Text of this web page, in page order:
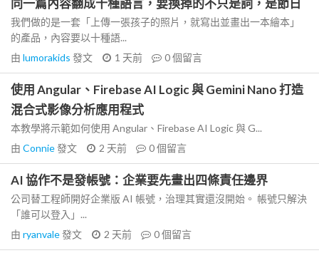
同一篇內容翻成十種語言，要換掉的不只是詞，是節日
我們做的是一套「上傳一張孩子的照片，就寫出並畫出一本繪本」
的產品，內容要以十種語...
由 lumorakids 發文 1 天前 0個留言
使用 Angular、Firebase AI Logic 與 Gemini Nano 打造
混合式影像分析應用程式
本教學將示範如何使用 Angular、Firebase AI Logic 與 G...
由 Connie發文 2 天前 0個留言
AI 協作不是發帳號：企業要先畫出四條責任邊界
公司替工程師開好企業版 AI 帳號，治理其實還沒開始。 帳號只解決
「誰可以登入」...
由 ryanvale發文 2 天前 0個留言